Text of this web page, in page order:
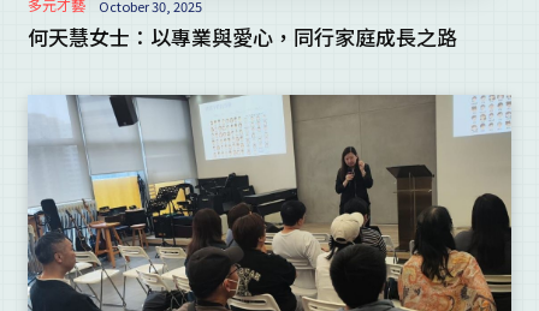
多元才藝 October 30, 2025
何天慧女士：以專業與愛心，同行家庭成長之路